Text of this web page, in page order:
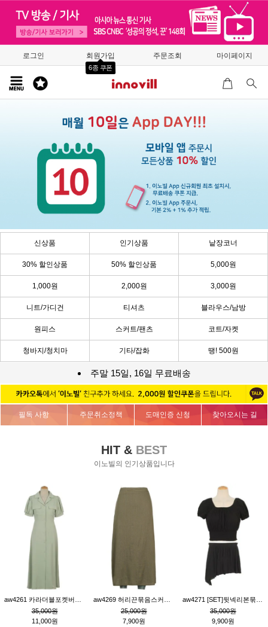
로그인 회원가입
6종 쿠폰
주문조회 마이페이지
신상품 인기상품 낱장코너
30% 할인상품 50% 할인상품 5,000원
1,000원 2,000원 3,000원
니트/가디건 티셔츠 블라우스/남방
원피스 스커트/팬츠 코트/자켓
청바지/청치마 기타/잡화 땡! 500원
주말 15일, 16일 무료배송
필독 사항 주문취소정책 도매인증 신청 찾아오시는 길
HIT & BEST
이노빌의 인기상품입니다
35,000원
11,000원
25,000원
7,900원
35,000원
9,900원